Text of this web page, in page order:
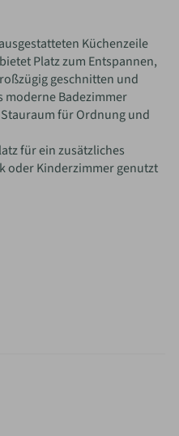
Küchenzeile
Platz zum Entspannen,
geschnitten und
moderne Badezimmer
für Ordnung und
für ein zusätzliches
oder Kinderzimmer genutzt